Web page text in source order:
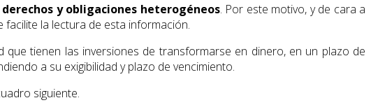
y obligaciones heterogéneos. Por este motivo, y de cara a
la lectura de esta información.
tienen las inversiones de transformarse en dinero, en un plazo de
a su exigibilidad y plazo de vencimiento.
siguiente.